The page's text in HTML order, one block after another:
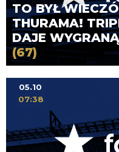
TO BYŁ
THURAMA!
DAJE
(67)
05.10
07:38